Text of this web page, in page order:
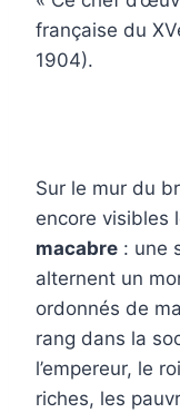
française du
1904).
Sur le mur du
encore visibles
macabre : une
alternent un
ordonnés de
rang dans la
l’empereur, le
riches, les